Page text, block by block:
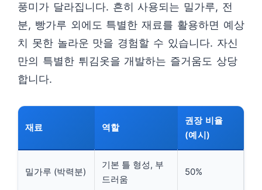
풍미가 달라집니다. 흔히 사용되는 밀가루, 전
분, 빵가루 외에도 특별한 재료를 활용하면 예상
치 못한 놀라운 맛을 경험할 수 있습니다. 자신
만의 특별한 튀김옷을 개발하는 즐거움도 상당
합니다.
재료 역할
권장 비율
(예시)
밀가루 (박력분)
기본 틀 형성, 부
드러움
50%